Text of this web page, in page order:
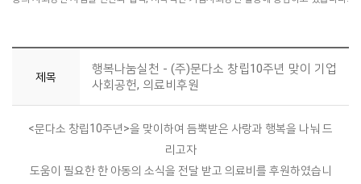
제목
행복나눔실천 - (주)문다소 창립10주년 맞이 기업
사회공헌, 의료비후원
<문다소 창립10주년>을 맞이하여 듬뿍받은 사랑과 행복을 나눠 드
리고자
도움이 필요한 한 아동의 소식을 전달 받고 의료비를 후원하였습니